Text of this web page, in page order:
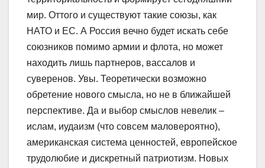
мир. Оттого и существуют такие союзы, как
НАТО и ЕС. А Россия вечно будет искать себе
союзников помимо армии и флота, но может
находить лишь партнеров, вассалов и
суверенов. Увы. Теоретически возможно
обретение нового смысла, но не в ближайшей
перспективе. Да и выбор смыслов невелик –
ислам, иудаизм (что совсем маловероятно),
американская система ценностей, европейское
трудолюбие и дискретный патриотизм. Новых